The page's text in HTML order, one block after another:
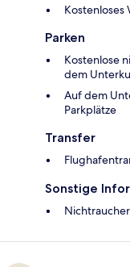
Kostenloses
Parken
Kostenlose
dem
Auf dem
Parkplätze
Transfer
Sonstige